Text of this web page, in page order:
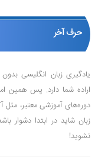
حرف آخر
یادگیری زبان انگلیسی
اراده شما دارد. پس همین
دوره‌های آموزشی معتبر، مثل
زبان شاید در ابتدا دشوار
نشوید!